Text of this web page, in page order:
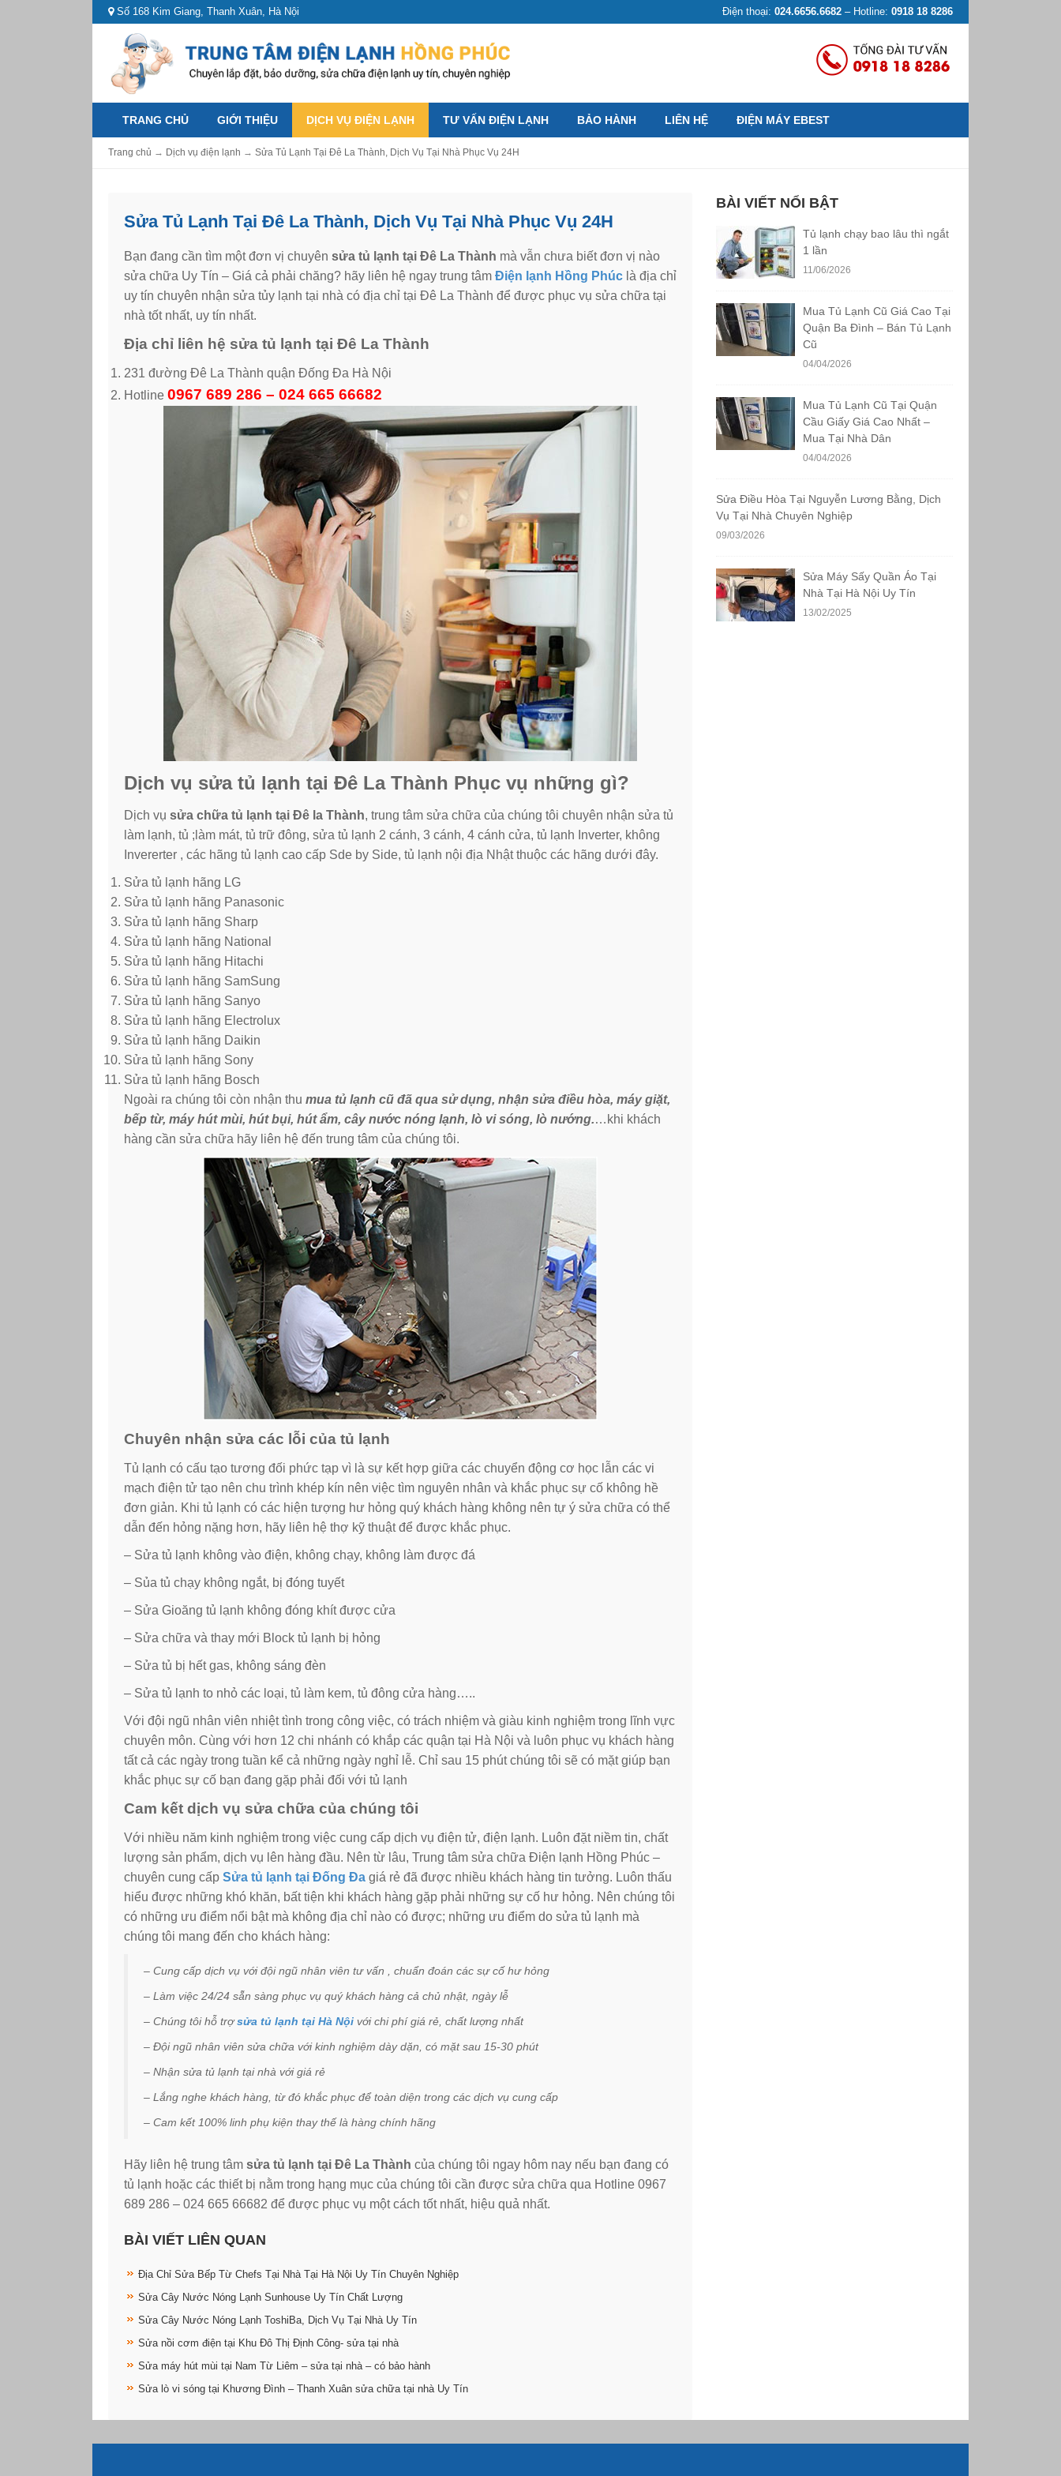
Số 168 Kim Giang, Thanh Xuân, Hà Nội Điện thoại: 024.6656.6682 – Hotline: 0918 18 8286
TRANG CHỦ GIỚI THIỆU DỊCH VỤ ĐIỆN LẠNH TƯ VẤN ĐIỆN LẠNH BẢO HÀNH LIÊN HỆ ĐIỆN MÁY EBEST
Trang chủ → Dịch vụ điện lạnh → Sửa Tủ Lạnh Tại Đê La Thành, Dịch Vụ Tại Nhà Phục Vụ 24H
Sửa Tủ Lạnh Tại Đê La Thành, Dịch Vụ Tại Nhà Phục Vụ 24H
Bạn đang cần tìm một đơn vị chuyên sửa tủ lạnh tại Đê La Thành mà vẫn chưa biết đơn vị nào
sửa chữa Uy Tín – Giá cả phải chăng? hãy liên hệ ngay trung tâm Điện lạnh Hồng Phúc là địa chỉ
uy tín chuyên nhận sửa tủy lạnh tại nhà có địa chỉ tại Đê La Thành để được phục vụ sửa chữa tại
nhà tốt nhất, uy tín nhất.
Địa chỉ liên hệ sửa tủ lạnh tại Đê La Thành
231 đường Đê La Thành quận Đống Đa Hà Nội
Hotline 0967 689 286 – 024 665 66682
Dịch vụ sửa tủ lạnh tại Đê La Thành Phục vụ những gì?
Dịch vụ sửa chữa tủ lạnh tại Đê la Thành, trung tâm sửa chữa của chúng tôi chuyên nhận sửa tủ
làm lạnh, tủ ;làm mát, tủ trữ đông, sửa tủ lạnh 2 cánh, 3 cánh, 4 cánh cửa, tủ lạnh Inverter, không
Invererter , các hãng tủ lạnh cao cấp Sde by Side, tủ lạnh nội địa Nhật thuộc các hãng dưới đây.
Sửa tủ lạnh hãng LG
Sửa tủ lạnh hãng Panasonic
Sửa tủ lạnh hãng Sharp
Sửa tủ lạnh hãng National
Sửa tủ lạnh hãng Hitachi
Sửa tủ lạnh hãng SamSung
Sửa tủ lạnh hãng Sanyo
Sửa tủ lạnh hãng Electrolux
Sửa tủ lạnh hãng Daikin
Sửa tủ lạnh hãng Sony
Sửa tủ lạnh hãng Bosch
Ngoài ra chúng tôi còn nhận thu mua tủ lạnh cũ đã qua sử dụng, nhận sửa điều hòa, máy giặt,
bếp từ, máy hút mùi, hút bụi, hút ẩm, cây nước nóng lạnh, lò vi sóng, lò nướng.…khi khách
hàng cần sửa chữa hãy liên hệ đến trung tâm của chúng tôi.
Chuyên nhận sửa các lỗi của tủ lạnh
Tủ lạnh có cấu tạo tương đối phức tạp vì là sự kết hợp giữa các chuyển động cơ học lẫn các vi
mạch điện tử tạo nên chu trình khép kín nên việc tìm nguyên nhân và khắc phục sự cố không hề
đơn giản. Khi tủ lạnh có các hiện tượng hư hỏng quý khách hàng không nên tự ý sửa chữa có thể
dẫn đến hỏng nặng hơn, hãy liên hệ thợ kỹ thuật để được khắc phục.
– Sửa tủ lạnh không vào điện, không chạy, không làm được đá
– Sủa tủ chạy không ngắt, bị đóng tuyết
– Sửa Gioăng tủ lạnh không đóng khít được cửa
– Sửa chữa và thay mới Block tủ lạnh bị hỏng
– Sửa tủ bị hết gas, không sáng đèn
– Sửa tủ lạnh to nhỏ các loại, tủ làm kem, tủ đông cửa hàng…..
Với đội ngũ nhân viên nhiệt tình trong công việc, có trách nhiệm và giàu kinh nghiệm trong lĩnh vực
chuyên môn. Cùng với hơn 12 chi nhánh có khắp các quận tại Hà Nội và luôn phục vụ khách hàng
tất cả các ngày trong tuần kể cả những ngày nghỉ lễ. Chỉ sau 15 phút chúng tôi sẽ có mặt giúp bạn
khắc phục sự cố bạn đang gặp phải đối với tủ lạnh
Cam kết dịch vụ sửa chữa của chúng tôi
Với nhiều năm kinh nghiệm trong việc cung cấp dịch vụ điện tử, điện lạnh. Luôn đặt niềm tin, chất
lượng sản phẩm, dịch vụ lên hàng đầu. Nên từ lâu, Trung tâm sửa chữa Điện lạnh Hồng Phúc –
chuyên cung cấp Sửa tủ lạnh tại Đống Đa giá rẻ đã được nhiều khách hàng tin tưởng. Luôn thấu
hiểu được những khó khăn, bất tiện khi khách hàng gặp phải những sự cố hư hỏng. Nên chúng tôi
có những ưu điểm nổi bật mà không địa chỉ nào có được; những ưu điểm do sửa tủ lạnh mà
chúng tôi mang đến cho khách hàng:
– Cung cấp dịch vụ với đội ngũ nhân viên tư vấn , chuẩn đoán các sự cố hư hỏng
– Làm việc 24/24 sẵn sàng phục vụ quý khách hàng cả chủ nhật, ngày lễ
– Chúng tôi hỗ trợsửa tủ lạnh tại Hà Nội với chi phí giá rẻ, chất lượng nhất
– Đội ngũ nhân viên sửa chữa với kinh nghiệm dày dặn, có mặt sau 15-30 phút
– Nhận sửa tủ lạnh tại nhà với giá rẻ
– Lắng nghe khách hàng, từ đó khắc phục để toàn diện trong các dịch vụ cung cấp
– Cam kết 100% linh phụ kiện thay thế là hàng chính hãng
Hãy liên hệ trung tâm sửa tủ lạnh tại Đê La Thành của chúng tôi ngay hôm nay nếu bạn đang có
tủ lạnh hoặc các thiết bị nằm trong hạng mục của chúng tôi cần được sửa chữa qua Hotline 0967
689 286 – 024 665 66682 để được phục vụ một cách tốt nhất, hiệu quả nhất.
BÀI VIẾT LIÊN QUAN
Địa Chỉ Sửa Bếp Từ Chefs Tại Nhà Tại Hà Nội Uy Tín Chuyên Nghiệp
Sửa Cây Nước Nóng Lạnh Sunhouse Uy Tín Chất Lượng
Sửa Cây Nước Nóng Lạnh ToshiBa, Dịch Vụ Tại Nhà Uy Tín
Sửa nồi cơm điện tại Khu Đô Thị Định Công- sửa tại nhà
Sửa máy hút mùi tại Nam Từ Liêm – sửa tại nhà – có bảo hành
Sửa lò vi sóng tại Khương Đình – Thanh Xuân sửa chữa tại nhà Uy Tín
BÀI VIẾT NỔI BẬT
Tủ lạnh chạy bao lâu thì ngắt
1 lần
11/06/2026
Mua Tủ Lạnh Cũ Giá Cao Tại
Quận Ba Đình – Bán Tủ Lạnh
Cũ
04/04/2026
Mua Tủ Lạnh Cũ Tại Quận
Cầu Giấy Giá Cao Nhất –
Mua Tại Nhà Dân
04/04/2026
Sửa Điều Hòa Tại Nguyễn Lương Bằng, Dịch
Vụ Tại Nhà Chuyên Nghiệp
09/03/2026
Sửa Máy Sấy Quần Áo Tại
Nhà Tại Hà Nội Uy Tín
13/02/2025